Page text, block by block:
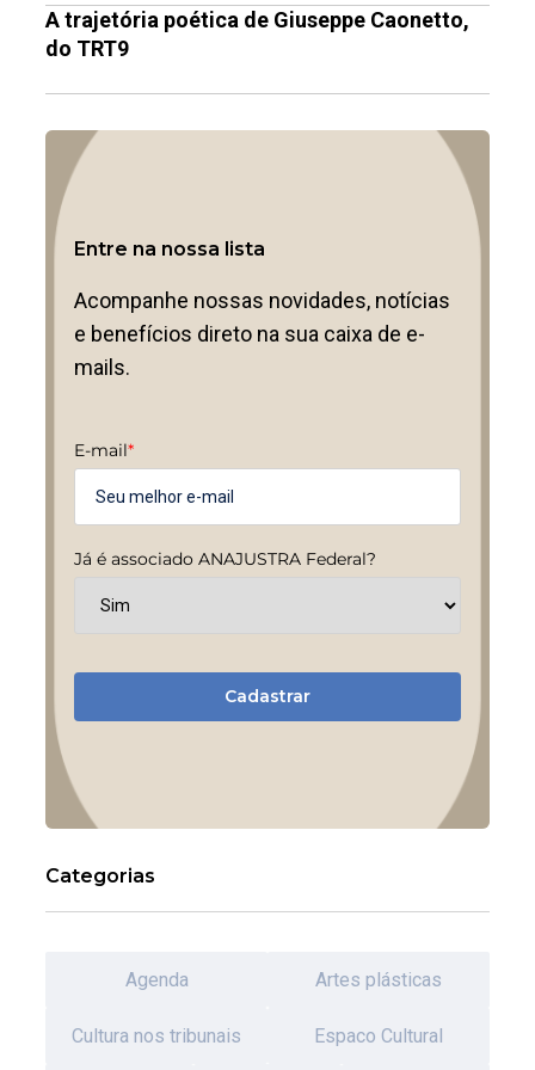
A trajetória poética de Giuseppe Caonetto,
do TRT9
Entre na nossa lista
Acompanhe nossas novidades, notícias
e benefícios direto na sua caixa de e-
mails.
E-mail*
Já é associado ANAJUSTRA Federal?
Cadastrar
Categorias
Agenda Artes plásticas
Cultura nos tribunais Espaco Cultural